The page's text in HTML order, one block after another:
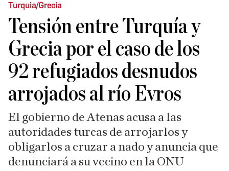
Turquia/Grecia
Tensión entre Turquía y
Grecia por el caso de los
92 refugiados desnudos
arrojados al río Evros
El gobierno de Atenas acusa a las
autoridades turcas de arrojarlos y
obligarlos a cruzar a nado y anuncia que
denunciará a su vecino en la ONU